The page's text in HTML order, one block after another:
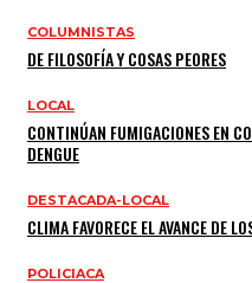
COLUMNISTAS
DE FILOSOFÍA Y COSAS PEORES
LOCAL
CONTINÚAN FUMIGACIONES EN
DENGUE
DESTACADA-LOCAL
CLIMA FAVORECE EL AVANCE DE
POLICIACA